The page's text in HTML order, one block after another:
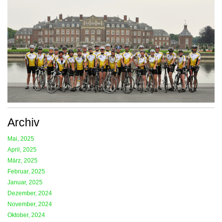
Archiv
Mai, 2025
April, 2025
März, 2025
Februar, 2025
Januar, 2025
Dezember, 2024
November, 2024
Oktober, 2024